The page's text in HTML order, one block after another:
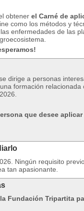
obtener el Carné de
como los métodos y
enfermedades de las
dirige a personas
formación relacionada
que desee
Ningún requisito
tan apasionante.
Fundación Tripartita